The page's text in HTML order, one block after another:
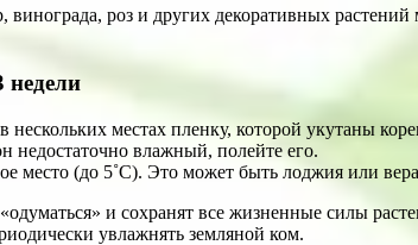
роз и других декоративных
недели
нескольких местах пленку, которой укутаны
недостаточно влажный, полейте его.
место (до 5˚С). Это может быть лоджия или
и сохранят все жизненные силы
увлажнять земляной ком.